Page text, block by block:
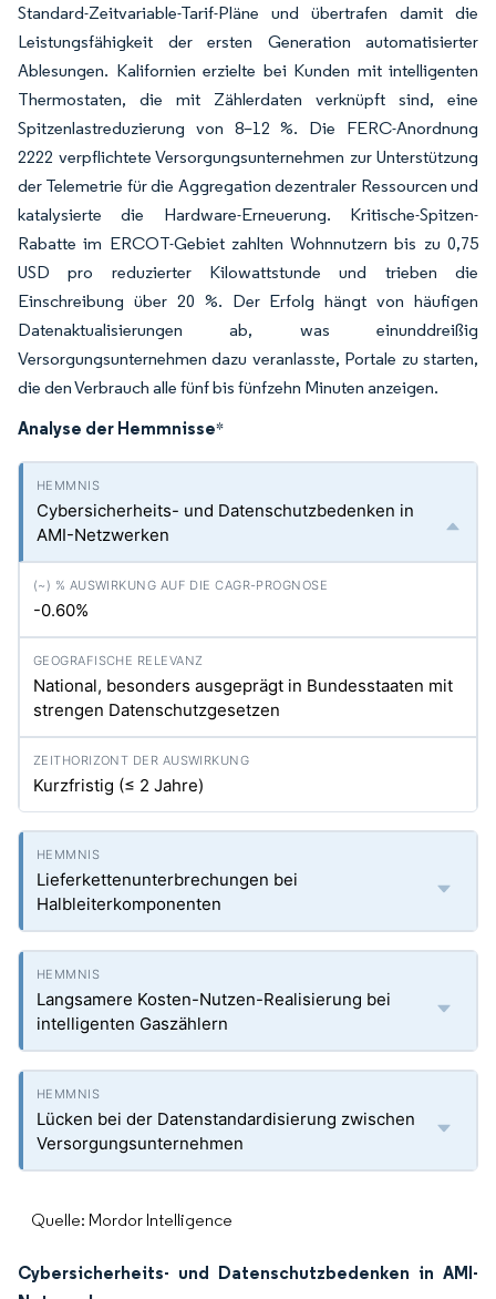
Standard-Zeitvariable-Tarif-Pläne und übertrafen damit die
Leistungsfähigkeit der ersten Generation automatisierter
Ablesungen. Kalifornien erzielte bei Kunden mit intelligenten
Thermostaten, die mit Zählerdaten verknüpft sind, eine
Spitzenlastreduzierung von 8–12 %. Die FERC-Anordnung
2222 verpflichtete Versorgungsunternehmen zur Unterstützung
der Telemetrie für die Aggregation dezentraler Ressourcen und
katalysierte die Hardware-Erneuerung. Kritische-Spitzen-
Rabatte im ERCOT-Gebiet zahlten Wohnnutzern bis zu 0,75
USD pro reduzierter Kilowattstunde und trieben die
Einschreibung über 20 %. Der Erfolg hängt von häufigen
Datenaktualisierungen ab, was einunddreißig
Versorgungsunternehmen dazu veranlasste, Portale zu starten,
die den Verbrauch alle fünf bis fünfzehn Minuten anzeigen.
Analyse der Hemmnisse*
Cybersicherheits- und Datenschutzbedenken in
AMI-Netzwerken
-0.60%
National, besonders ausgeprägt in Bundesstaaten mit
strengen Datenschutzgesetzen
Kurzfristig (≤ 2 Jahre)
Lieferkettenunterbrechungen bei
Halbleiterkomponenten
Langsamere Kosten-Nutzen-Realisierung bei
intelligenten Gaszählern
Lücken bei der Datenstandardisierung zwischen
Versorgungsunternehmen
Quelle: Mordor Intelligence
Cybersicherheits- und Datenschutzbedenken in AMI-